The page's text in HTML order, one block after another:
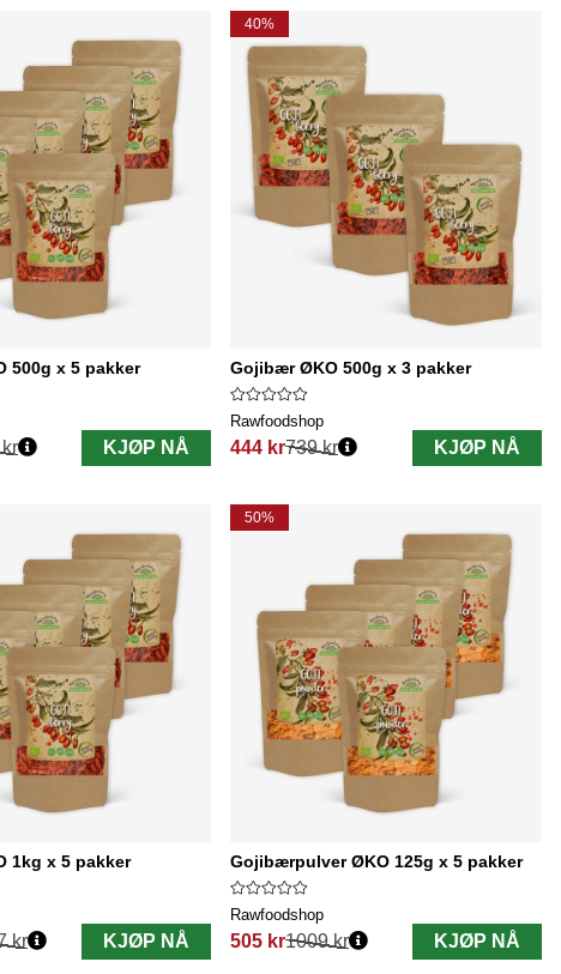
500g x 5 pakker
KJØP NÅ
40%
Gojibær ØKO 500g x 3 pakker
Rawfoodshop
444 kr
Vanlig pris:
739 kr KJØP NÅ
1kg x 5 pakker
kr KJØP NÅ
50%
Gojibærpulver ØKO 125g x 5 pakker
Rawfoodshop
505 kr
Vanlig pris:
1009 kr KJØP NÅ